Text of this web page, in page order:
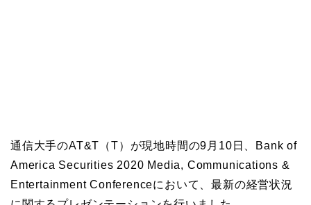
通信大手のAT&T（T）が現地時間の9月10日、Bank of
America Securities 2020 Media, Communications &
Entertainment Conferenceにおいて、最新の経営状況